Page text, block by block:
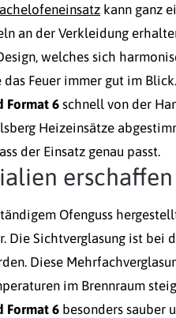
kann ganz
an der Verkleidung
welches sich
das Feuer immer gut im
Format 6 schnell von der
Heizeinsätze
der Einsatz genau passt.
Ofenguss
Die Sichtverglasung ist bei
Diese
im Brennraum
Format 6 besonders sauber